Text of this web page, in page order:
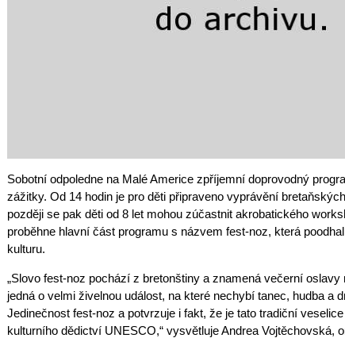
Sobotní odpoledne na Malé Americe zpříjemní doprovodný
zážitky. Od 14 hodin je pro děti připraveno vyprávění
později se pak děti od 8 let mohou zúčastnit akrobatického
proběhne hlavní část programu s názvem fest-noz, která
kulturu.
„Slovo fest-noz pochází z bretonštiny a znamená večerní oslavy
jedná o velmi živelnou událost, na které nechybí tanec, hudba a
Jedinečnost fest-noz a potvrzuje i fakt, že je tato tradiční
kulturního dědictví UNESCO,“ vysvětluje Andrea Vojtěchovská,